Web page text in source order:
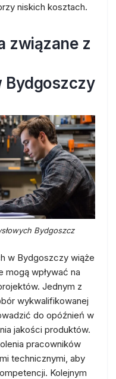
niskich kosztach.
związane z
Bydgoszczy
Bydgoszcz
w Bydgoszczy wiąże
mogą wpływać na
Jednym z
wykwalifikowanej
do opóźnień w
jakości produktów.
pracowników
technicznymi, aby
Kolejnym